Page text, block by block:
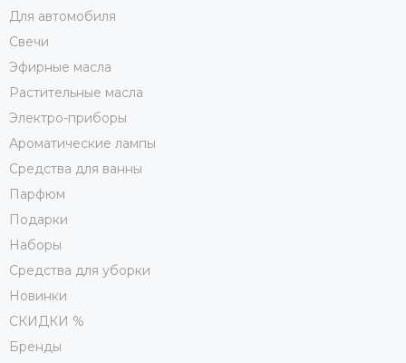
Для автомобиля
Свечи
Эфирные масла
Растительные масла
Электро-приборы
Ароматические лампы
Средства для ванны
Парфюм
Подарки
Наборы
Средства для уборки
Новинки
СКИДКИ %
Бренды